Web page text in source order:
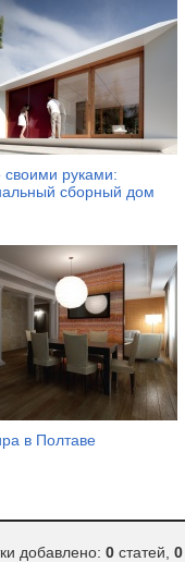
руками:
сборный дом
в Полтаве
добавлено: 0 статей, 0